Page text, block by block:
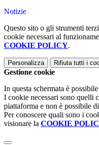
Notizie
Questo sito o gli strumenti
cookie necessari al
COOKIE POLICY.
Personalizza Rifiuta tutti i
Gestione cookie
In questa schermata è
I cookie necessari sono quelli
piattaforma e non è possibile
Per conoscere quali sono i
visionare la COOKIE